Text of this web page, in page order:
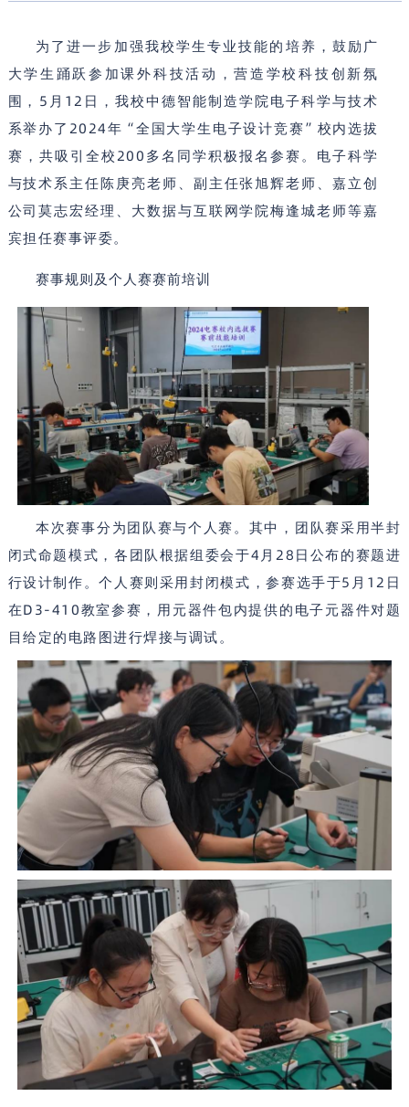
为了进一步加强我校学生专业技能的培养，鼓励广
大学生踊跃参加课外科技活动，营造学校科技创新氛
围， 5 月 12 日，我校中德智能制造学院电子科学与技术
系举办了 2024年 “全国大学生电子设计竞赛” 校内选拔
赛，共吸引全校200 多名同学积极报名参赛。电子科学
与技术系主任陈庚亮老师、副主任张旭辉老师、嘉立创
公司莫志宏经理、大数据与互联网学院梅逢城老师等嘉
宾担任赛事评委。
赛事规则及个人赛赛前培训
本次赛事分为团队赛与个人赛。其中，团队赛采用半封
闭式命题模式，各团队根据组委会于4 月 28 日公布的赛题进
行设计制作。个人赛则采用封闭模式，参赛选手于5 月 12 日
在D3-410教室参赛，用元器件包内提供的电子元器件对题
目给定的电路图进行焊接与调试。